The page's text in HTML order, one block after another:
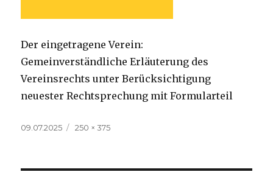
Der eingetragene Verein:
Gemeinverständliche Erläuterung des
Vereinsrechts unter Berücksichtigung
neuester Rechtsprechung mit Formularteil
Veröffentlicht
09.07.2025
Volle
250 × 375